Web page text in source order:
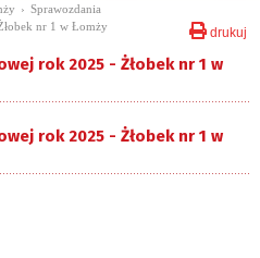
drukuj
› Sprawozdania
nr 1 w Łomży
rok 2025 - Żłobek nr 1 w
rok 2025 - Żłobek nr 1 w